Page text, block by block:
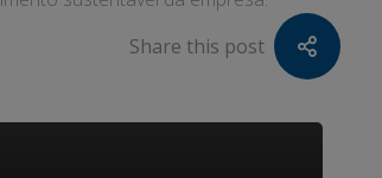
Share this post